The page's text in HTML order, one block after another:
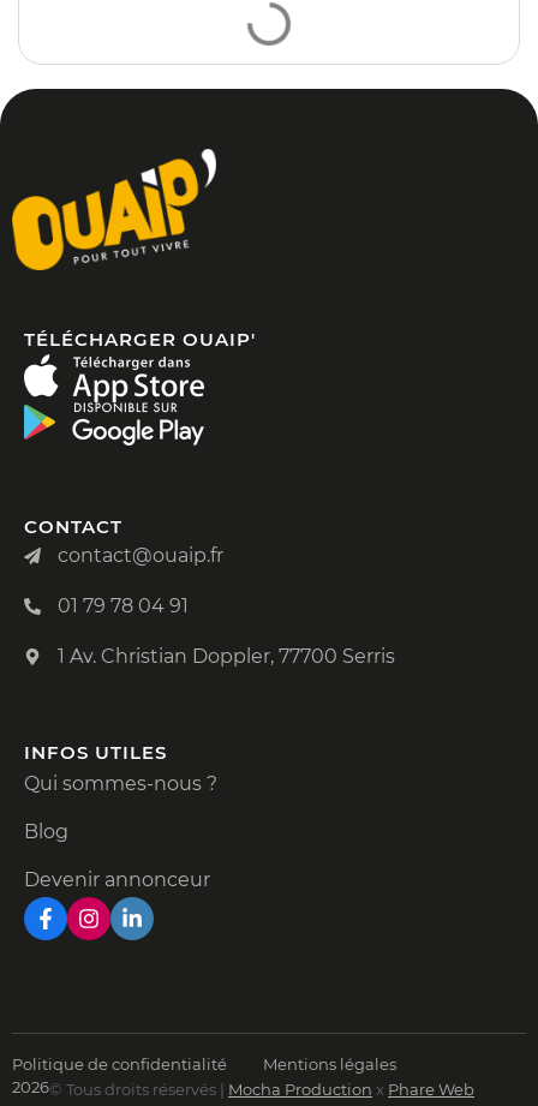
INFOS UTILES
Qui sommes-nous ?
Blog
Devenir annonceur
CONTACT
contact@ouaip.fr
01 79 78 04 91
1 Av. Christian Doppler, 77700 Serris
TÉLÉCHARGER OUAIP'
Politique de confidentialité
Mentions légales
2026© Tous droits réservés | Mocha Production x Phare Web